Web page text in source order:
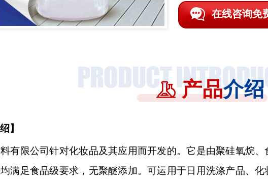
在线咨询免
产品介绍
】
有限公司针对化妆品及其应用而开发的。它是由聚硅氧烷、
满足食品级要求，无聚醚添加。可运用于日用洗涤产品、